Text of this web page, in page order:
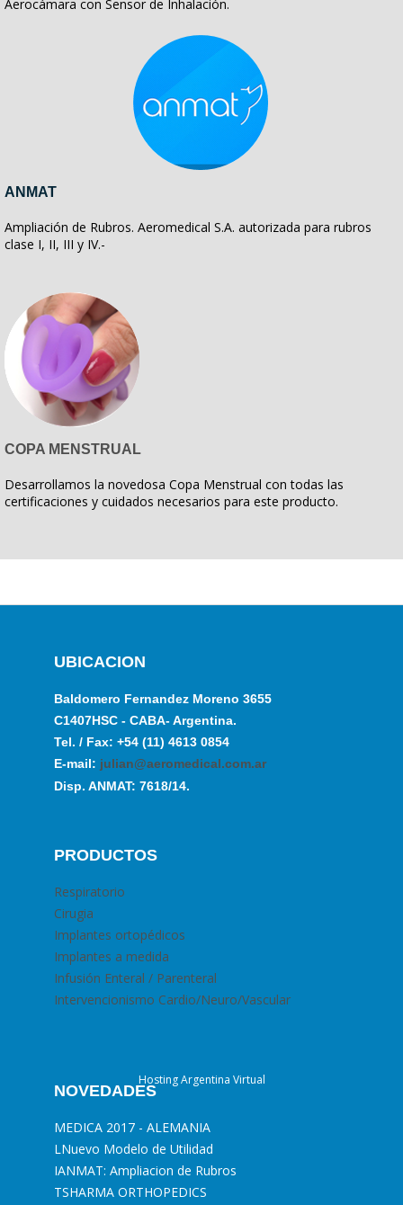
Aerocámara con Sensor de Inhalación.
ANMAT
Ampliación de Rubros. Aeromedical S.A. autorizada para rubros
clase I, II, III y IV.-
COPA MENSTRUAL
Desarrollamos la novedosa Copa Menstrual con todas las
certificaciones y cuidados necesarios para este producto.
UBICACION
Baldomero Fernandez Moreno 3655
C1407HSC - CABA- Argentina.
Tel. / Fax: +54 (11) 4613 0854
E-mail: julian@aeromedical.com.ar
Disp. ANMAT: 7618/14.
PRODUCTOS
Respiratorio
Cirugia
Implantes ortopédicos
Implantes a medida
Infusión Enteral / Parenteral
Intervencionismo Cardio/Neuro/Vascular
NOVEDADES
MEDICA 2017 - ALEMANIA
LNuevo Modelo de Utilidad
IANMAT: Ampliacion de Rubros
TSHARMA ORTHOPEDICS
Hosting Argentina Virtual